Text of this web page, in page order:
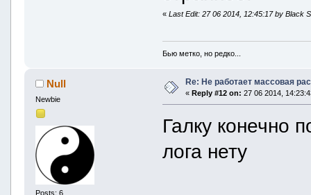
«Last Edit: 27 06 2014, 12:45:17 by Black
Бью метко, но редко...
Null
Newbie
Posts: 6
Re: Не работает массовая
« Reply #12 on: 27 06 2014,
Галку конечно
лога нету